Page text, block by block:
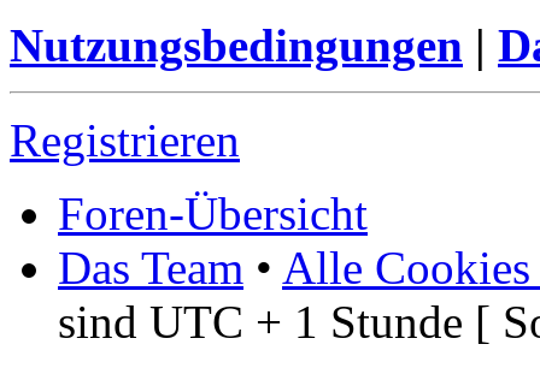
Nutzungsbedingungen |
Registrieren
Foren-Übersicht
Das Team • Alle Cookies
sind UTC + 1 Stunde [